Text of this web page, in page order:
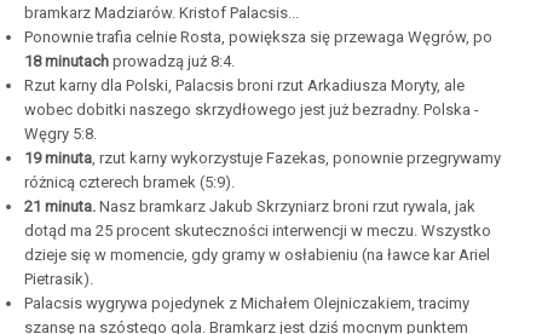
bramkarz Madziarów. Kristof Palacsis...
Ponownie trafia celnie Rosta, powiększa się przewaga Węgrów, po
18 minutach prowadzą już 8:4.
Rzut karny dla Polski, Palacsis broni rzut Arkadiusza Moryty, ale
wobec dobitki naszego skrzydłowego jest już bezradny. Polska -
Węgry 5:8.
19 minuta, rzut karny wykorzystuje Fazekas, ponownie przegrywamy
różnicą czterech bramek (5:9).
21 minuta. Nasz bramkarz Jakub Skrzyniarz broni rzut rywala, jak
dotąd ma 25 procent skuteczności interwencji w meczu. Wszystko
dzieje się w momencie, gdy gramy w osłabieniu (na ławce kar Ariel
Pietrasik).
Palacsis wygrywa pojedynek z Michałem Olejniczakiem, tracimy
szansę na szóstego gola. Bramkarz jest dziś mocnym punktem